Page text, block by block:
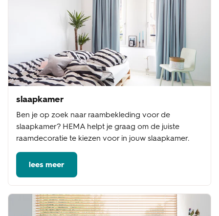
slaapkamer
Ben je op zoek naar raambekleding voor de
slaapkamer? HEMA helpt je graag om de juiste
raamdecoratie te kiezen voor in jouw slaapkamer.
lees meer